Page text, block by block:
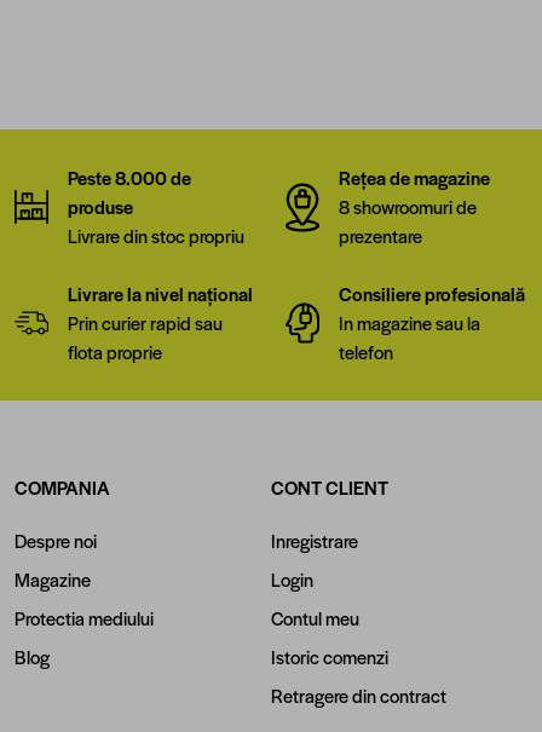
Peste 8.000 de
produse
Livrare din stoc propriu
Rețea de magazine
8 showroomuri de
prezentare
Livrare la nivel național
Prin curier rapid sau
flota proprie
Consiliere profesională
In magazine sau la
telefon
COMPANIA
Despre noi
Magazine
Protectia mediului
Blog
CONT CLIENT
Inregistrare
Login
Contul meu
Istoric comenzi
Retragere din contract